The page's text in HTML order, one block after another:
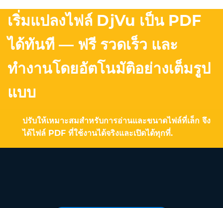
เริ่มแปลงไฟล์ DjVu เป็น PDF
ได้ทันที — ฟรี รวดเร็ว และ
ทำงานโดยอัตโนมัติอย่างเต็มรูป
แบบ
ปรับให้เหมาะสมสำหรับการอ่านและขนาดไฟล์ที่เล็ก จึง
ได้ไฟล์ PDF ที่ใช้งานได้จริงและเปิดได้ทุกที่.